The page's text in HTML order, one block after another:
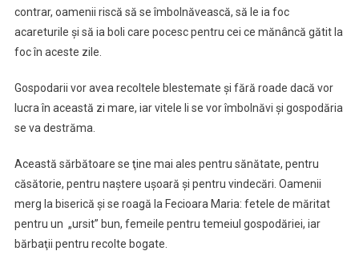
contrar, oamenii riscă să se îmbolnăvească, să le ia foc
acareturile şi să ia boli care pocesc pentru cei ce mănâncă gătit la
foc în aceste zile.
Gospodarii vor avea recoltele blestemate şi fără roade dacă vor
lucra în această zi mare, iar vitele li se vor îmbolnăvi şi gospodăria
se va destrăma.
Această sărbătoare se ţine mai ales pentru sănătate, pentru
căsătorie, pentru naştere uşoară şi pentru vindecări. Oamenii
merg la biserică şi se roagă la Fecioara Maria: fetele de măritat
pentru un „ursit” bun, femeile pentru temeiul gospodăriei, iar
bărbaţii pentru recolte bogate.